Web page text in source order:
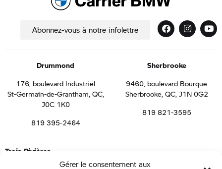
Gérer le consentement aux
Abonnez-vous à notre infolettre
Drummond
176, boulevard Industriel
St-Germain-de-Grantham, QC,
J0C 1K0
819 395-2464
Sherbrooke
9460, boulevard Bourque
Sherbrooke, QC, J1N 0G2
819 821-3595
Trois-Rivières